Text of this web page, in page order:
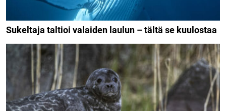
Sukeltaja taltioi valaiden laulun – tältä se kuulostaa